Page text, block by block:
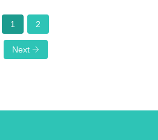
1 2
Next